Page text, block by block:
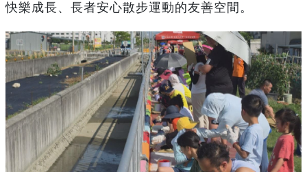
快樂成長、長者安心散步運動的友善空間。